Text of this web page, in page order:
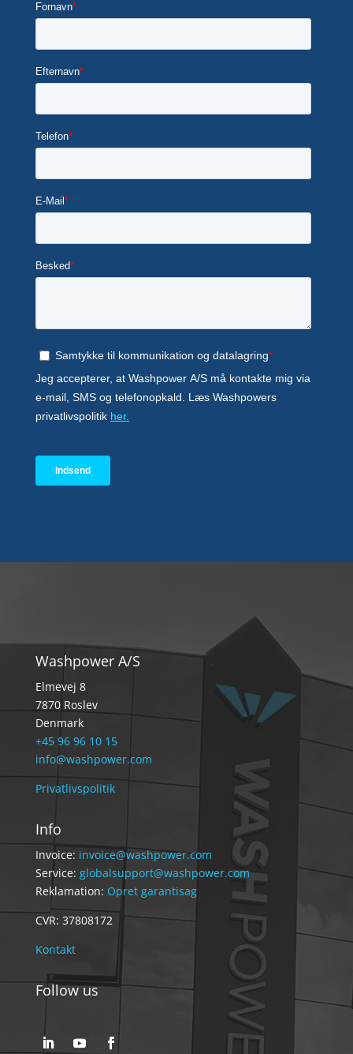
Washpower A/S
Elmevej 8
7870 Roslev
Denmark
+45 96 96 10 15
info@washpower.com
Privatlivspolitik
Info
Invoice: invoice@washpower.com
Service: globalsupport@washpower.com
Reklamation: Opret garantisag
CVR: 37808172
Kontakt
Follow us